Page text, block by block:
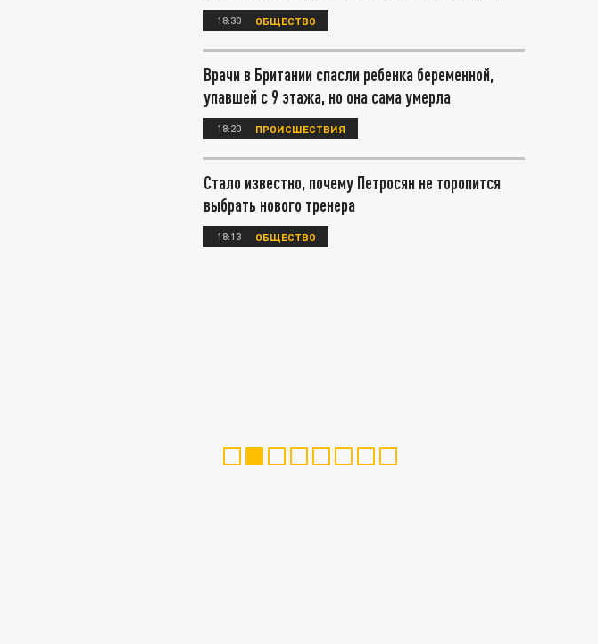
18:30 ОБЩЕСТВО
Врачи в Британии спасли ребенка беременной,
упавшей с 9 этажа, но она сама умерла
18:20 ПРОИСШЕСТВИЯ
Стало известно, почему Петросян не торопится
выбрать нового тренера
18:13 ОБЩЕСТВО